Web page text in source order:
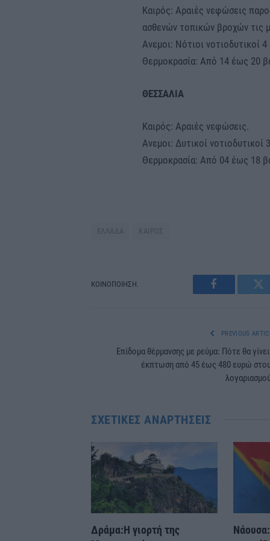
Καιρός: Αραιές νεφώσεις
ασθενών τοπικών βροχών τις
Ανεμοι: Νότιοι νοτιοδυτικοί
Θερμοκρασία: Από 14 έως 20
ΘΕΣΣΑΛΙΑ
Καιρός: Αραιές νεφώσεις.
Ανεμοι: Δυτικοί
Θερμοκρασία: Από 04 έως 18
ΕΛΛΑΔΑ ΚΑΙΡΟΣ
ΚΟΙΝΟΠΟΙΗΣΗ.
Facebook
PREVIOUS
Επίδομα θέρμανσης με ρεύμα: Πότε θα
έκπτωση από 45 έως 480 ευρώ
ΣΧΕΤΙΚΈΣ ΑΝΑΡΤΉΣΕΙΣ
Δράμα:Η γιορτή της